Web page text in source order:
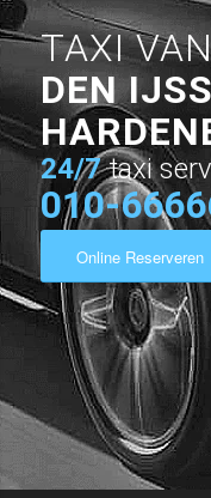
TAXI
DEN
24/7 taxi
010-
Online Reserveren